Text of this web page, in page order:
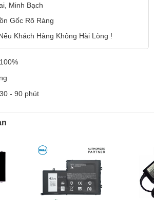
Minh Bạch
Gốc Rõ Ràng
Khách Hàng Không Hài Lòng !
30 - 90 phút